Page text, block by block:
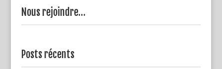
Nous rejoindre…
Posts récents